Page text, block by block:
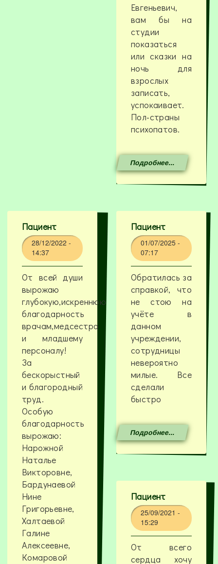
Евгеньевич,
вам бы на
студии
показаться
или сказки на
ночь для
взрослых
записать,
успокаивает.
Пол-страны
психопатов.
Подробнее...
Пациент
28/12/2022 -
14:37
От всей души
вырожаю
глубокую,искреннюю
благодарность
врачам,медсестра
и младшему
персоналу!
За
бескорыстный
и благородный
труд.
Особую
благодарность
вырожаю:
Нарожной
Наталье
Викторовне,
Бардунаевой
Нине
Григорьевне,
Халтаевой
Галине
Алексеевне,
Комаровой
Пациент
01/07/2025 -
07:17
Обратилась за
справкой, что
не стою на
учёте в
данном
учреждении,
сотрудницы
невероятно
милые. Все
сделали
быстро
Подробнее...
Пациент
25/09/2021 -
15:29
От всего
сердца хочу